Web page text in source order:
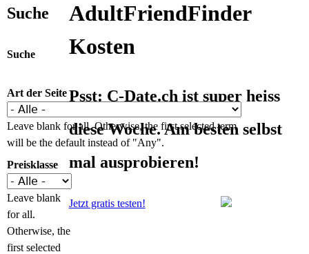
AdultFriendFinder
Kosten
Psst: C-Date.ch ist super heiss
diese Woche. Am besten selbst
mal ausprobieren!
Jetzt gratis testen!
Suche
Suche
Art der Seite
Leave blank for all. Otherwise, the first selected term
will be the default instead of "Any".
Preisklasse
Leave blank
for all.
Otherwise, the
first selected